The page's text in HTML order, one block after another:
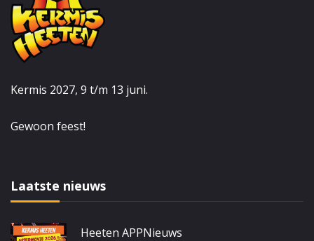
Kermis 2027, 9 t/m 13 juni.
Gewoon feest!
Laatste nieuws
Heeten APPNieuws